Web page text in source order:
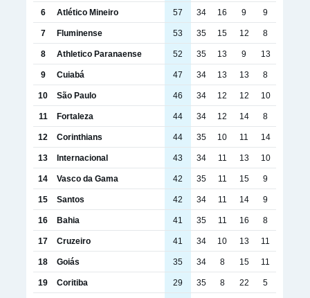
6 Atlético Mineiro 57 34 16 9 9
7 Fluminense 53 35 15 12 8
8 Athletico Paranaense 52 35 13 9 13
9 Cuiabá 47 34 13 13 8
10 São Paulo 46 34 12 12 10
11 Fortaleza 44 34 12 14 8
12 Corinthians 44 35 10 11 14
13 Internacional 43 34 11 13 10
14 Vasco da Gama 42 35 11 15 9
15 Santos 42 34 11 14 9
16 Bahia 41 35 11 16 8
17 Cruzeiro 41 34 10 13 11
18 Goiás 35 34 8 15 11
19 Coritiba 29 35 8 22 5